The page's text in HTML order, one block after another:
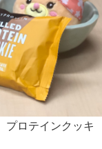
プロテインクッキ